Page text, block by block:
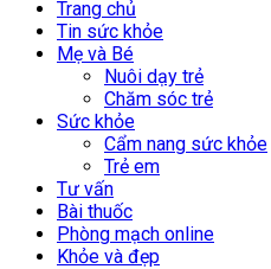
Trang chủ
Tin sức khỏe
Mẹ và Bé
Nuôi dạy trẻ
Chăm sóc trẻ
Sức khỏe
Cẩm nang sức khỏe
Trẻ em
Tư vấn
Bài thuốc
Phòng mạch online
Khỏe và đẹp